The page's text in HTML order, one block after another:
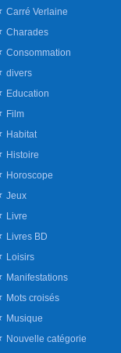
Carré Verlaine
Charades
Consommation
divers
Education
Film
Habitat
Histoire
Horoscope
Jeux
Livre
Livres BD
Loisirs
Manifestations
Mots croisés
Musique
Nouvelle catégorie